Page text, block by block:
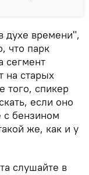
духе времени",
что парк
сегмент
на старых
того, спикер
если оно
с бензином
же, как и у
слушайте в